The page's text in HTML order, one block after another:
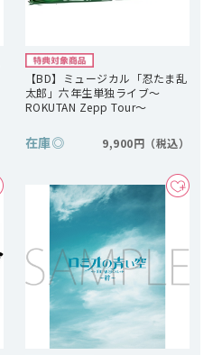
【BD】ミュージカル「忍たま乱
太郎」六年生単独ライブ～
ROKUTAN Zepp Tour～
在庫◎ 9,900円